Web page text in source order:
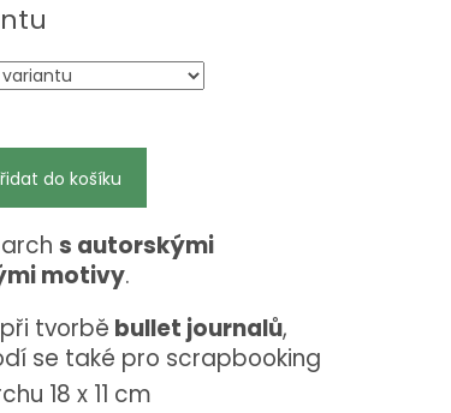
do košíku
s autorskými
motivy.
tvorbě bullet journalů,
se také pro scrapbooking
18 x 11 cm